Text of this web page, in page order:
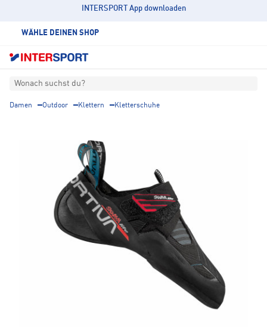
INTERSPORT App downloaden
WÄHLE DEINEN SHOP
Wonach suchst du?
Damen Outdoor Klettern Kletterschuhe